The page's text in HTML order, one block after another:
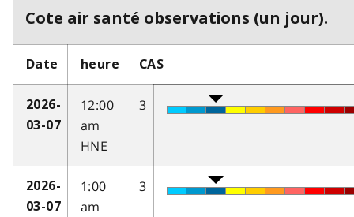
Cote air santé observations (un jour).
Date heure CAS
2026-
03-07
12:00
am
HNE
3
2026-
03-07
1:00
am
3